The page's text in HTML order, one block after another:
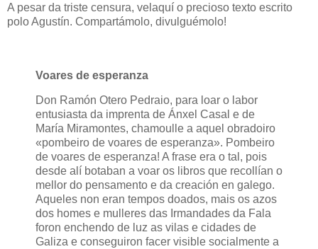
A pesar da triste censura, velaquí o precioso texto escrito
polo Agustín. Compartámolo, divulguémolo!
Voares de esperanza
Don Ramón Otero Pedraio, para loar o labor
entusiasta da imprenta de Ánxel Casal e de
María Miramontes, chamoulle a aquel obradoiro
«pombeiro de voares de esperanza». Pombeiro
de voares de esperanza! A frase era o tal, pois
desde alí botaban a voar os libros que recollían o
mellor do pensamento e da creación en galego.
Aqueles non eran tempos doados, mais os azos
dos homes e mulleres das Irmandades da Fala
foron enchendo de luz as vilas e cidades de
Galiza e conseguiron facer visible socialmente a